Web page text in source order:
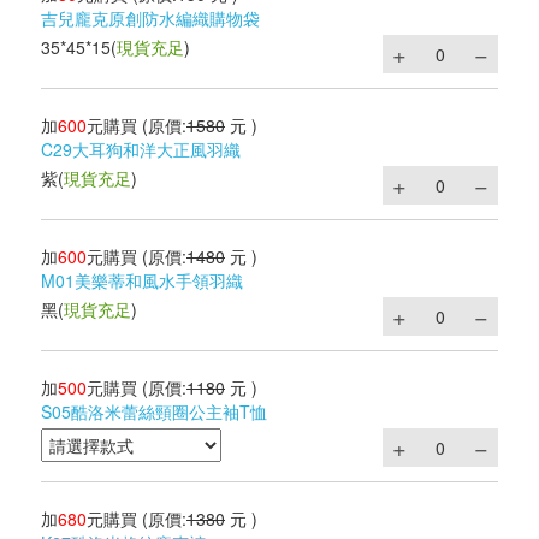
吉兒龐克原創防水編織購物袋
35*45*15(現貨充足)
加600元購買 (原價:1580 元 )
C29大耳狗和洋大正風羽織
紫(現貨充足)
加600元購買 (原價:1480 元 )
M01美樂蒂和風水手領羽織
黑(現貨充足)
加500元購買 (原價:1180 元 )
S05酷洛米蕾絲頸圈公主袖T恤
加680元購買 (原價:1380 元 )